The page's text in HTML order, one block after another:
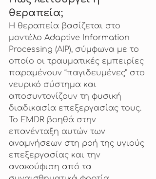
θεραπεία;
Η θεραπεία βασίζεται στο
μοντέλο Adaptive Information
Processing (AIP), σύμφωνα με το
οποίο οι τραυματικές εμπειρίες
παραμένουν “παγιδευμένες” στο
νευρικό σύστημα και
αποσυντονίζουν τη φυσική
διαδικασία επεξεργασίας τους.
Το EMDR βοηθά στην
επανένταξη αυτών των
αναμνήσεων στη ροή της υγιούς
επεξεργασίας και την
ανακούφιση από τα